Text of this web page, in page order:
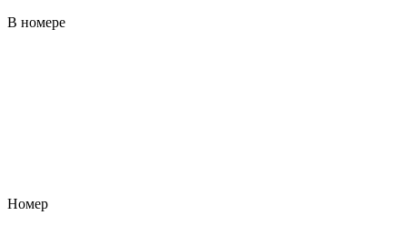
В номере
Номер